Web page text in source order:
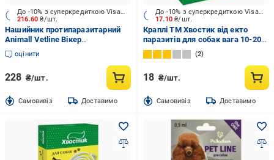
216.60₴/шт.
До -10% з суперкредиткою Visa Вигода
Нашийник протипаразитарний
Animall Vetline Вікер
протипаразитарний для котів та
собак 35 см смарагдовий
оцінити
228 ₴/шт.
Cамовивіз Доставимо
17.10₴/шт.
До -10% з суперкредиткою Visa Вигода
Краплі ТМ Хвостик від екто
паразитів для собак вага 10-20кг
(за 1 п-тку 1,5мл 4 в уп)
2
18 ₴/шт.
Cамовивіз Доставимо